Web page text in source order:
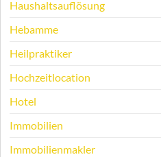
Haushaltsauflösung
Hebamme
Heilpraktiker
Hochzeitlocation
Hotel
Immobilien
Immobilienmakler